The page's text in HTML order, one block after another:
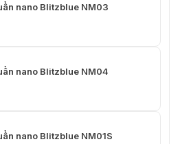
nano Blitzblue NM03
nano Blitzblue NM04
nano Blitzblue NM01S